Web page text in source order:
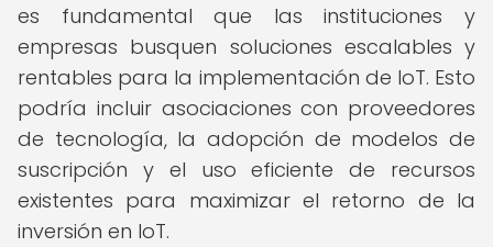
es fundamental que las instituciones y
empresas busquen soluciones escalables y
rentables para la implementación de IoT. Esto
podría incluir asociaciones con proveedores
de tecnología, la adopción de modelos de
suscripción y el uso eficiente de recursos
existentes para maximizar el retorno de la
inversión en IoT.